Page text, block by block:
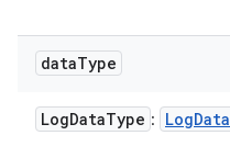
dataType
LogDataType : LogData